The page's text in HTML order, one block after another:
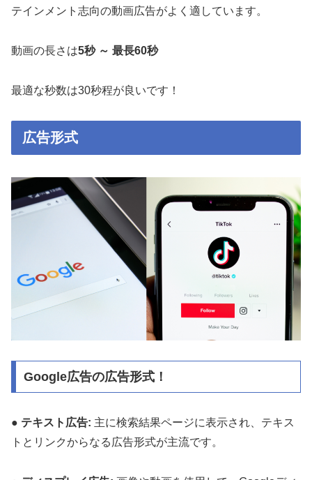
テインメント志向の動画広告がよく適しています。
動画の長さは5秒 ～ 最長60秒
最適な秒数は30秒程が良いです！
広告形式
Google広告の広告形式！
● テキスト広告: 主に検索結果ページに表示され、テキス
トとリンクからなる広告形式が主流です。